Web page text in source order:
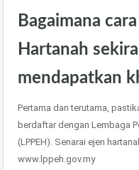
Bagaimana
Hartanah
mendapatkan
Pertama dan terutama,
berdaftar dengan Lembaga
(LPPEH). Senarai ejen
www.lppeh.gov.my